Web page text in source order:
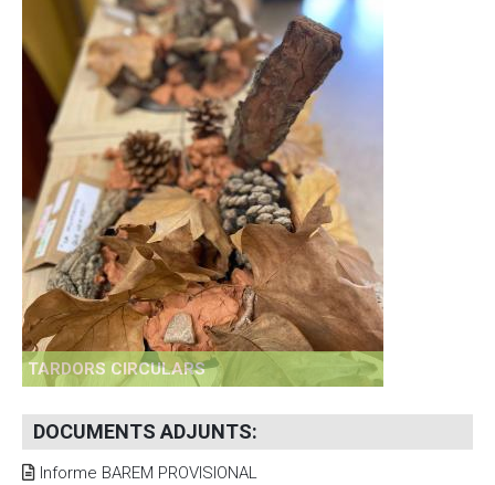
TARDORS CIRCULARS
DOCUMENTS ADJUNTS:
Informe BAREM PROVISIONAL